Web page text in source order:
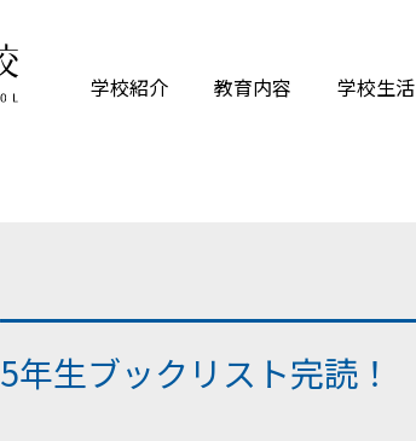
学校紹介 教育内容 学校生活
5年生ブックリスト完読！